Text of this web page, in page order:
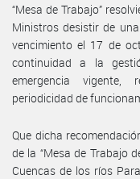
“Mesa de Trabajo”
Ministros desistir de
vencimiento el 17 de
continuidad a la
emergencia
periodicidad de
Que dicha
de la “Mesa de Trabajo
Cuencas de los ríos